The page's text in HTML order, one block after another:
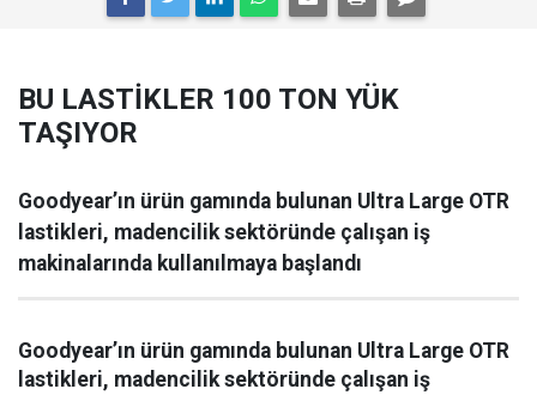
BU LASTİKLER 100 TON YÜK
TAŞIYOR
Goodyear’ın ürün gamında bulunan Ultra Large OTR
lastikleri, madencilik sektöründe çalışan iş
makinalarında kullanılmaya başlandı
Goodyear’ın ürün gamında bulunan Ultra Large OTR
lastikleri, madencilik sektöründe çalışan iş